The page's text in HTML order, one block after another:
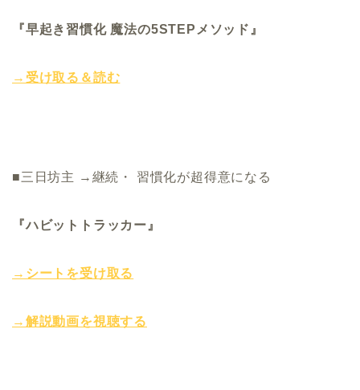
『早起き習慣化 魔法の5STEPメソッド』
→受け取る＆読む
■三日坊主 →継続・ 習慣化が超得意になる
『ハビットトラッカー』
→シートを受け取る
→解説動画を視聴する